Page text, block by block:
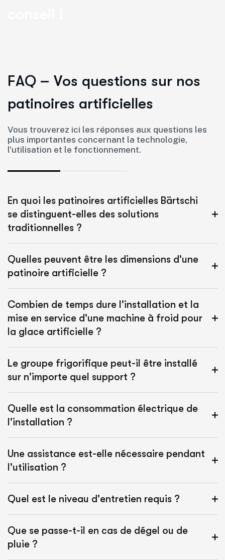
FAQ – Vos questions sur nos
patinoires artificielles
Vous trouverez ici les réponses aux questions les
plus importantes concernant la technologie,
l'utilisation et le fonctionnement.
En quoi les patinoires artificielles Bärtschi
se distinguent-elles des solutions
traditionnelles ?
Quelles peuvent être les dimensions d'une
patinoire artificielle ?
Combien de temps dure l'installation et la
mise en service d'une machine à froid pour
la glace artificielle ?
Le groupe frigorifique peut-il être installé
sur n'importe quel support ?
Quelle est la consommation électrique de
l'installation ?
Une assistance est-elle nécessaire pendant
l'utilisation ?
Quel est le niveau d'entretien requis ?
Que se passe-t-il en cas de dégel ou de
pluie ?